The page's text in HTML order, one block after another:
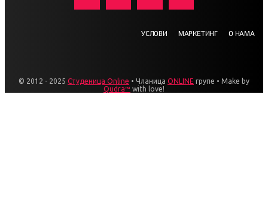
УСЛОВИ МАРКЕТИНГ О НАМА
© 2012 - 2025 Студеница Online • Чланица ONLINE групе • Make by
Qudra™ with love!